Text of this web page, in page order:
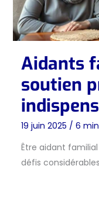
Aidants
soutien
19 juin 2025 / 6
Être aidant
défis